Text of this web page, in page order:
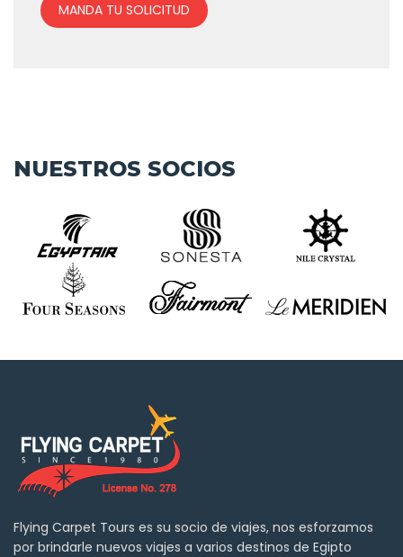
MANDA TU SOLICITUD
NUESTROS SOCIOS
Flying Carpet Tours es su socio de viajes, nos esforzamos
por brindarle nuevos viajes a varios destinos de Egipto